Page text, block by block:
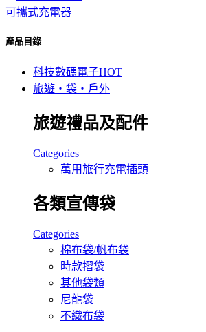
可攜式充電器
產品目錄
科技數碼電子HOT
旅遊‧袋‧戶外
旅遊禮品及配件
Categories
萬用旅行充電插頭
各類宣傳袋
Categories
棉布袋/帆布袋
時款摺袋
其他袋類
尼龍袋
不織布袋